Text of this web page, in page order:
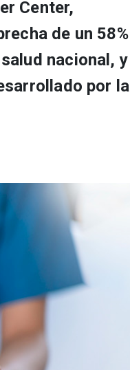
Center,
de un 58%
nacional, y
por la